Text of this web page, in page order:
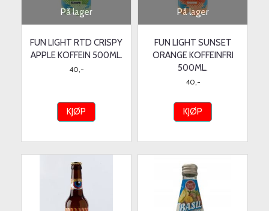
På lager
FUN LIGHT RTD CRISPY
APPLE KOFFEIN 500ML.
40,-
KJØP
På lager
FUN LIGHT SUNSET
ORANGE KOFFEINFRI
500ML.
40,-
KJØP